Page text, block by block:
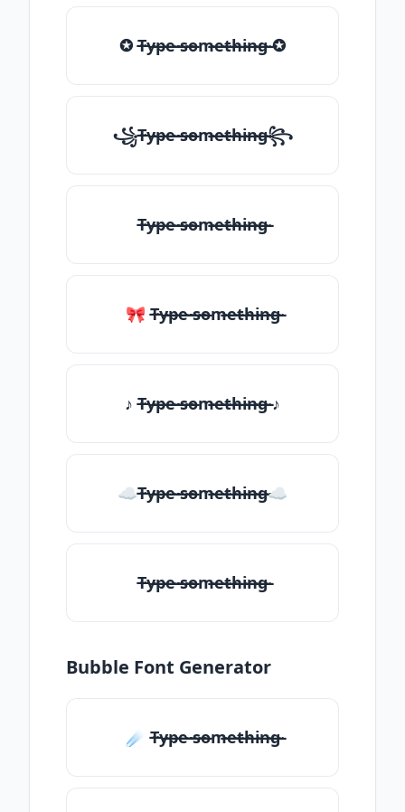
✪ T̶̴y̶̴p̶̴e̶̴ ̶̴s̶̴o̶̴m̶̴e̶̴t̶̴h̶̴i̶̴n̶̴g̶̴ ✪
꧁T̶̴y̶̴p̶̴e̶̴ ̶̴s̶̴o̶̴m̶̴e̶̴t̶̴h̶̴i̶̴n̶̴g̶̴꧂
T̶̴y̶̴p̶̴e̶̴ ̶̴s̶̴o̶̴m̶̴e̶̴t̶̴h̶̴i̶̴n̶̴g̶̴
🎀 T̶̴y̶̴p̶̴e̶̴ ̶̴s̶̴o̶̴m̶̴e̶̴t̶̴h̶̴i̶̴n̶̴g̶̴
♪ T̶̴y̶̴p̶̴e̶̴ ̶̴s̶̴o̶̴m̶̴e̶̴t̶̴h̶̴i̶̴n̶̴g̶̴ ♪
☁T̶̴y̶̴p̶̴e̶̴ ̶̴s̶̴o̶̴m̶̴e̶̴t̶̴h̶̴i̶̴n̶̴g̶̴☁
T̶̴y̶̴p̶̴e̶̴ ̶̴s̶̴o̶̴m̶̴e̶̴t̶̴h̶̴i̶̴n̶̴g̶̴
Bubble Font Generator
☄️ T̶̴y̶̴p̶̴e̶̴ ̶̴s̶̴o̶̴m̶̴e̶̴t̶̴h̶̴i̶̴n̶̴g̶̴